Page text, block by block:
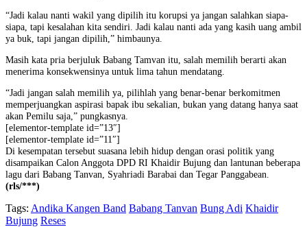
“Jadi kalau nanti wakil yang dipilih itu korupsi ya jangan salahkan siapa-
siapa, tapi kesalahan kita sendiri. Jadi kalau nanti ada yang kasih uang ambil
ya buk, tapi jangan dipilih,” himbaunya.
Masih kata pria berjuluk Babang Tamvan itu, salah memilih berarti akan
menerima konsekwensinya untuk lima tahun mendatang.
“Jadi jangan salah memilih ya, pilihlah yang benar-benar berkomitmen
memperjuangkan aspirasi bapak ibu sekalian, bukan yang datang hanya saat
akan Pemilu saja,” pungkasnya.
[elementor-template id=”13″]
[elementor-template id=”11″]
Di kesempatan tersebut suasana lebih hidup dengan orasi politik yang
disampaikan Calon Anggota DPD RI Khaidir Bujung dan lantunan beberapa
lagu dari Babang Tanvan, Syahriadi Barabai dan Tegar Panggabean.
(rls/***)
Tags: Andika Kangen Band Babang Tanvan Bung Adi Khaidir
Bujung Reses